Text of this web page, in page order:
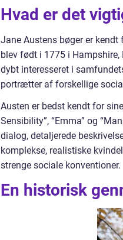
Hvad er det
Jane Austens bøger er
blev født i 1775 i
dybt interesseret i
portrætter af forskellige
Austen er bedst kendt for
Sensibility”, “Emma” og
dialog, detaljerede
komplekse, realistiske
strenge sociale konventioner.
En historisk